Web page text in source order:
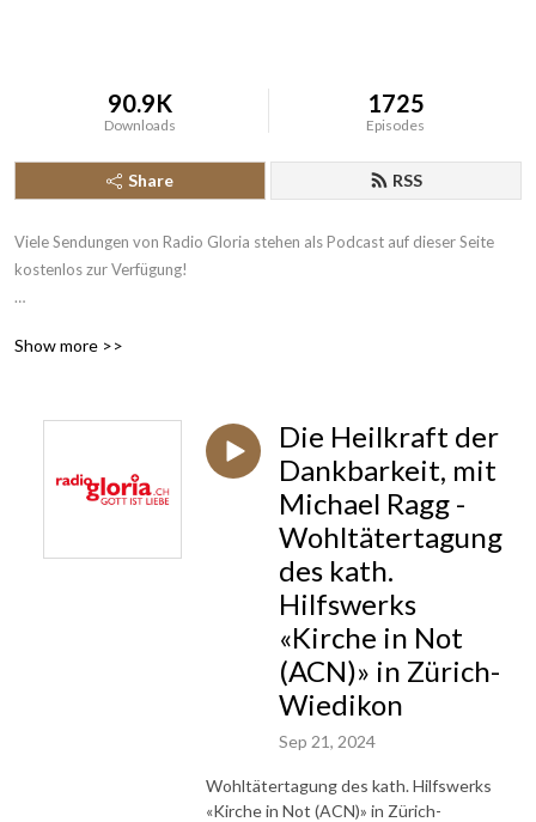
90.9K
Downloads
1725
Episodes
Share RSS
Viele Sendungen von Radio Gloria stehen als Podcast auf dieser Seite
kostenlos zur Verfügung!
sendet rund um die Uhr News aus Kirche und Gesellschaft, katholische
deutschsprachigen Schweiz, Swisscom TV, Internetradio und mit unserer
Gloria App einfach empfangbar.
Show more >>
Die Heilkraft der
Dankbarkeit, mit
Michael Ragg -
Wohltätertagung
des kath.
Hilfswerks
«Kirche in Not
(ACN)» in Zürich-
Wiedikon
Sep 21, 2024
Wohltätertagung des kath. Hilfswerks
«Kirche in Not (ACN)» in Zürich-